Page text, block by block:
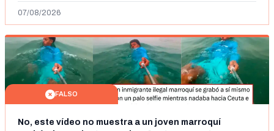
07/08/2026
FALSO
No, este vídeo no muestra a un joven marroquí